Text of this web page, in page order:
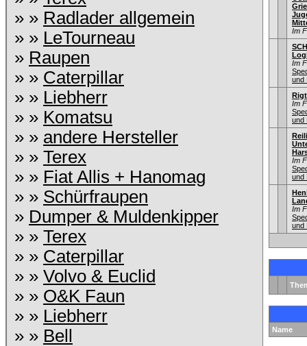
» » Radlader allgemein
» » LeTourneau
» Raupen
» » Caterpillar
» » Liebherr
» » Komatsu
» » andere Hersteller
» » Terex
» » Fiat Allis + Hanomag
» » Schürfraupen
» Dumper & Muldenkipper
» » Terex
» » Caterpillar
» » Volvo & Euclid
» » O&K Faun
» » Liebherr
» » Bell
Im
Im
und
Im
und
Im
und
Im
und
Name